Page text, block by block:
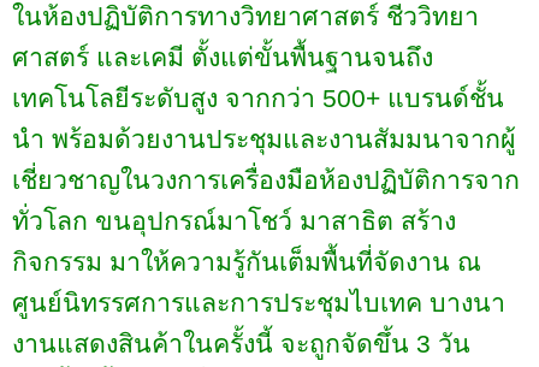
ในห้องปฏิบัติการทางวิทยาศาสตร์ ชีววิทยา
ศาสตร์ และเคมี ตั้งแต่ขั้นพื้นฐานจนถึง
เทคโนโลยีระดับสูง จากกว่า 500+ แบรนด์ชั้น
นำ พร้อมด้วยงานประชุมและงานสัมมนาจากผู้
เชี่ยวชาญในวงการเครื่องมือห้องปฏิบัติการจาก
ทั่วโลก ขนอุปกรณ์มาโชว์ มาสาธิต สร้าง
กิจกรรม มาให้ความรู้กันเต็มพื้นที่จัดงาน ณ
ศูนย์นิทรรศการและการประชุมไบเทค บางนา
งานแสดงสินค้าในครั้งนี้ จะถูกจัดขึ้น 3 วัน